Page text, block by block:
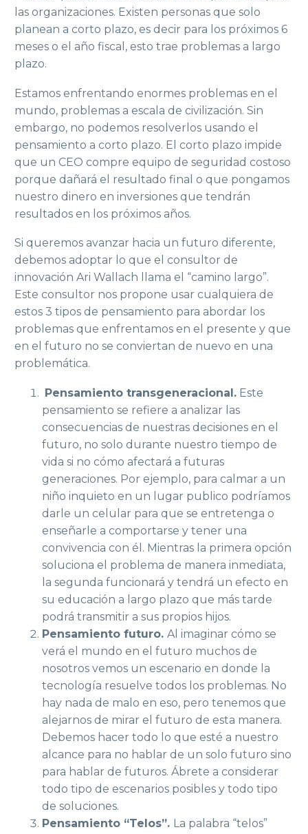
las organizaciones. Existen personas que solo
planean a corto plazo, es decir para los próximos 6
meses o el año fiscal, esto trae problemas a largo
plazo.
Estamos enfrentando enormes problemas en el
mundo, problemas a escala de civilización. Sin
embargo, no podemos resolverlos usando el
pensamiento a corto plazo. El corto plazo impide
que un CEO compre equipo de seguridad costoso
porque dañará el resultado final o que pongamos
nuestro dinero en inversiones que tendrán
resultados en los próximos años.
Si queremos avanzar hacia un futuro diferente,
debemos adoptar lo que el consultor de
innovación Ari Wallach llama el “camino largo”.
Este consultor nos propone usar cualquiera de
estos 3 tipos de pensamiento para abordar los
problemas que enfrentamos en el presente y que
en el futuro no se conviertan de nuevo en una
problemática.
Pensamiento transgeneracional. Este
pensamiento se refiere a analizar las
consecuencias de nuestras decisiones en el
futuro, no solo durante nuestro tiempo de
vida si no cómo afectará a futuras
generaciones. Por ejemplo, para calmar a un
niño inquieto en un lugar publico podríamos
darle un celular para que se entretenga o
enseñarle a comportarse y tener una
convivencia con él. Mientras la primera opción
soluciona el problema de manera inmediata,
la segunda funcionará y tendrá un efecto en
su educación a largo plazo que más tarde
podrá transmitir a sus propios hijos.
Pensamiento futuro. Al imaginar cómo se
verá el mundo en el futuro muchos de
nosotros vemos un escenario en donde la
tecnología resuelve todos los problemas. No
hay nada de malo en eso, pero tenemos que
alejarnos de mirar el futuro de esta manera.
Debemos hacer todo lo que esté a nuestro
alcance para no hablar de un solo futuro sino
para hablar de futuros. Ábrete a considerar
todo tipo de escenarios posibles y todo tipo
de soluciones.
Pensamiento “Telos”. La palabra “telos”